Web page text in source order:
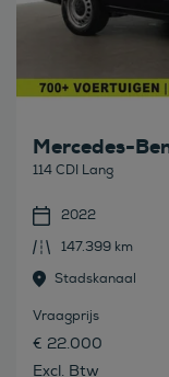
Mercedes-
114 CDI Lang
2022
147.399 km
Stadskanaal
Vraagprijs
€ 22.000
Excl. Btw